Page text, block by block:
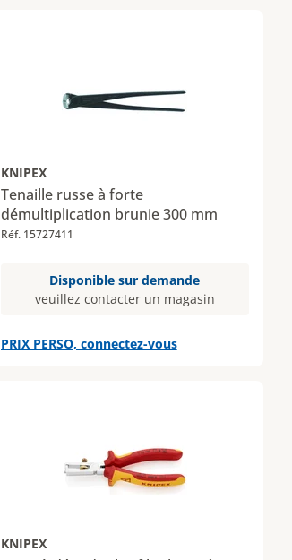
KNIPEX
Tenaille russe à forte
démultiplication brunie 300 mm
Réf. 15727411
Disponible sur demande
veuillez contacter un magasin
PRIX PERSO, connectez-vous
KNIPEX